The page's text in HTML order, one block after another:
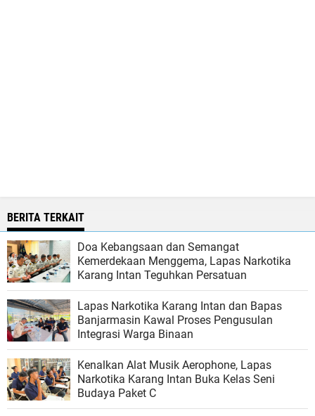
BERITA TERKAIT
Doa Kebangsaan dan Semangat
Kemerdekaan Menggema, Lapas Narkotika
Karang Intan Teguhkan Persatuan
Lapas Narkotika Karang Intan dan Bapas
Banjarmasin Kawal Proses Pengusulan
Integrasi Warga Binaan
Kenalkan Alat Musik Aerophone, Lapas
Narkotika Karang Intan Buka Kelas Seni
Budaya Paket C